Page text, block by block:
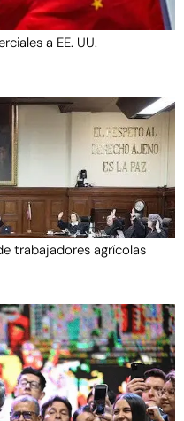
a EE. UU.
trabajadores agrícolas